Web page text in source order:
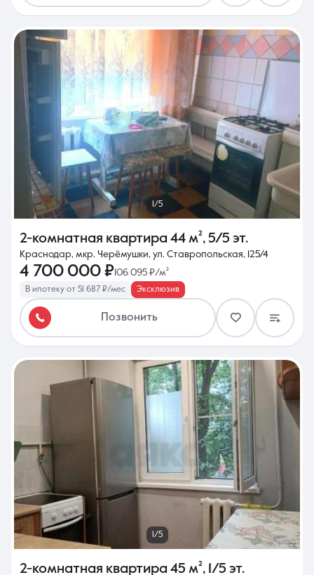
1/5
2-комнатная квартира 44 м², 5/5 эт.
Краснодар, мкр. Черёмушки, ул. Ставропольская, 125/4
4 700 000 ₽ 106 095 ₽/м²
В ипотеку от 51 687 ₽/мес Эксклюзив
Позвонить
1/5
2-комнатная квартира 45 м², 1/5 эт.